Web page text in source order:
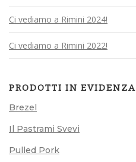
Ci vediamo a Rimini 2024!
Ci vediamo a Rimini 2022!
PRODOTTI IN EVIDENZA
Brezel
Il Pastrami Svevi
Pulled Pork